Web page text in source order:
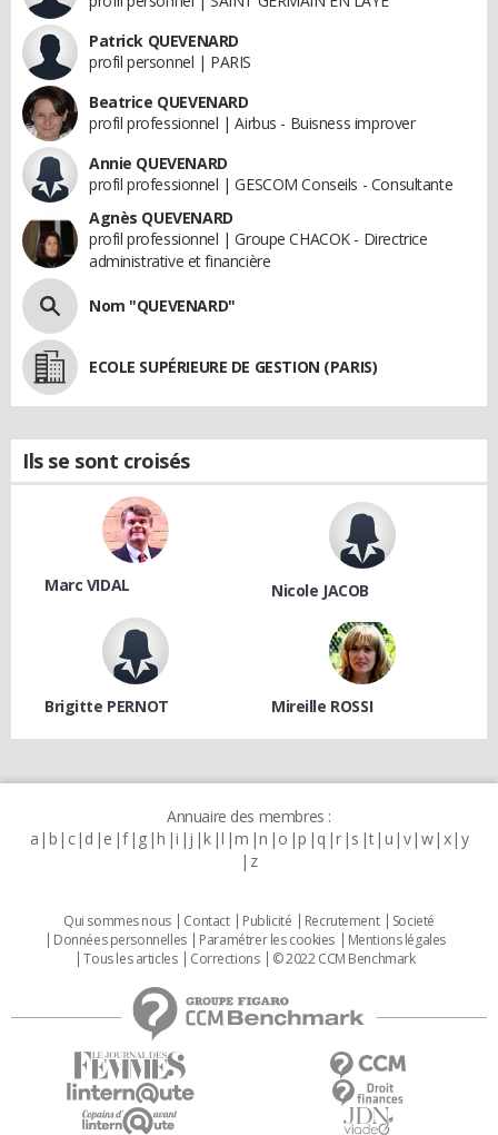
Patrick QUEVENARD
profil personnel | PARIS
Beatrice QUEVENARD
profil professionnel | Airbus - Buisness improver
Annie QUEVENARD
profil professionnel | GESCOM Conseils - Consultante
Agnès QUEVENARD
profil professionnel | Groupe CHACOK - Directrice
administrative et financière
Nom "QUEVENARD"
ECOLE SUPÉRIEURE DE GESTION (PARIS)
Ils se sont croisés
Marc VIDAL Nicole JACOB
Brigitte PERNOT Mireille ROSSI
Annuaire des membres :
a b c d e f g h i j k l m n o p q r s t u v w x y
z
Qui sommes nous Contact Publicité Recrutement
Societé
Données personnelles
Paramétrer les cookies
Mentions légales
Tous les articles
Corrections © 2022 CCM Benchmark